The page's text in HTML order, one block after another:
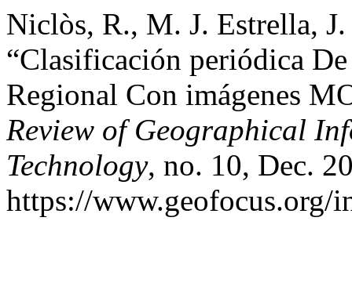
Niclòs, R., M. J. Estrella,
“Clasificación periódica De
Regional Con imágenes
Review of Geographical
Technology, no. 10, Dec.
https://www.geofocus.org/